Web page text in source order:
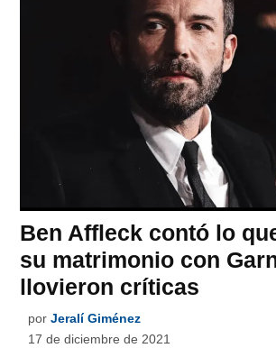
Ben Affleck contó lo
su matrimonio con
llovieron críticas
por Jeralí Giménez
17 de diciembre de 2021